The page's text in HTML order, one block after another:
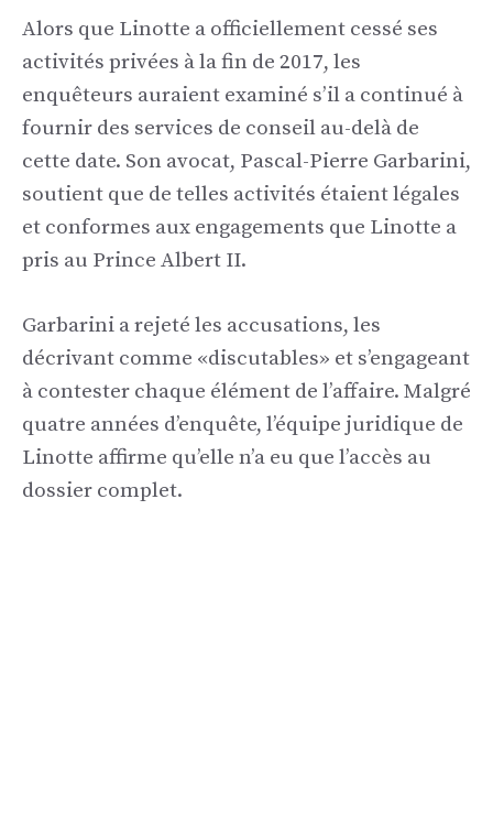
Alors que Linotte a officiellement cessé ses
activités privées à la fin de 2017, les
enquêteurs auraient examiné s’il a continué à
fournir des services de conseil au-delà de
cette date. Son avocat, Pascal-Pierre Garbarini,
soutient que de telles activités étaient légales
et conformes aux engagements que Linotte a
pris au Prince Albert II.
Garbarini a rejeté les accusations, les
décrivant comme «discutables» et s’engageant
à contester chaque élément de l’affaire. Malgré
quatre années d’enquête, l’équipe juridique de
Linotte affirme qu’elle n’a eu que l’accès au
dossier complet.